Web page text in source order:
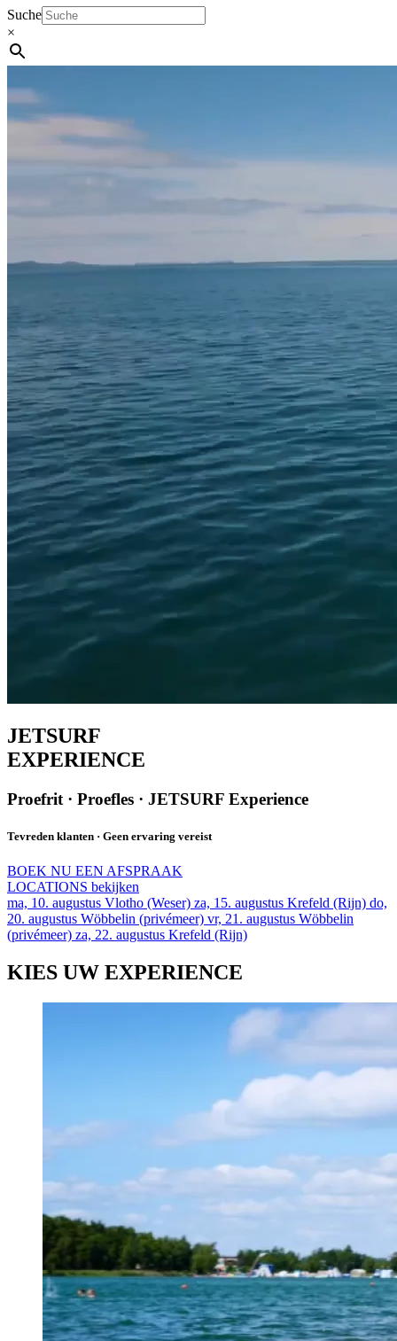
Suche
×
JETSURF
EXPERIENCE
Proefrit · Proefles · JETSURF Experience
Tevreden klanten · Geen ervaring vereist
BOEK NU EEN AFSPRAAK
LOCATIONS bekijken
ma, 10. augustus Vlotho (Weser) za, 15. augustus Krefeld (Rijn) do,
20. augustus Wöbbelin (privémeer) vr, 21. augustus Wöbbelin
(privémeer) za, 22. augustus Krefeld (Rijn)
KIES UW EXPERIENCE